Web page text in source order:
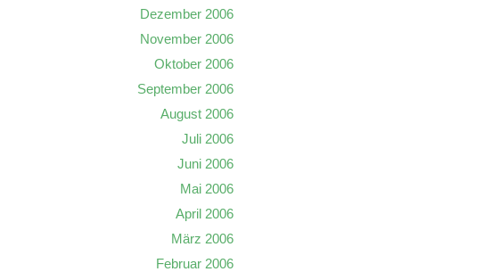
Dezember 2006
November 2006
Oktober 2006
September 2006
August 2006
Juli 2006
Juni 2006
Mai 2006
April 2006
März 2006
Februar 2006